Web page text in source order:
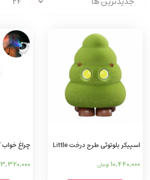
اسپیکر بلوتوثی طرح درخت Little
bluetooth small
10,440,000 تومان 3,320,000